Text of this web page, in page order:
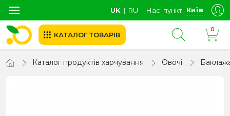
UK ∣ RU Нас. пункт Київ
КАТАЛОГ ТОВАРІВ
0
Каталог продуктів харчування Овочі